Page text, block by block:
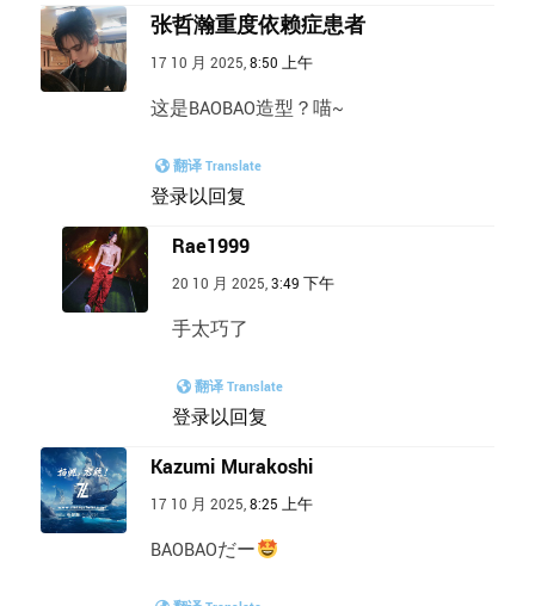
张哲瀚重度依赖症患者
17 10 月 2025,8:50 上午
这是BAOBAO造型？喵~
翻译 Translate
登录以回复
Rae1999
20 10 月 2025,3:49 下午
手太巧了
翻译 Translate
登录以回复
Kazumi Murakoshi
17 10 月 2025,8:25 上午
BAOBAOだー